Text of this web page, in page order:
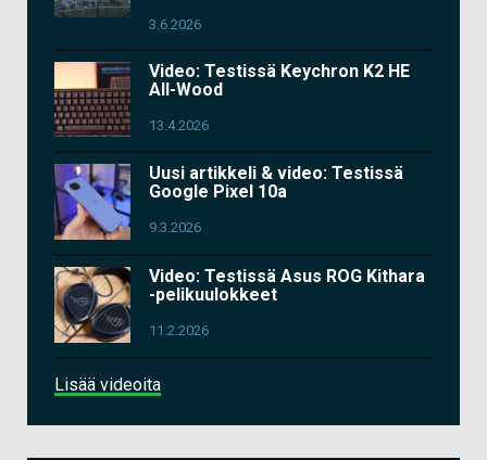
3.6.2026
Video: Testissä Keychron K2 HE
All-Wood
13.4.2026
Uusi artikkeli & video: Testissä
Google Pixel 10a
9.3.2026
Video: Testissä Asus ROG Kithara
-pelikuulokkeet
11.2.2026
Lisää videoita